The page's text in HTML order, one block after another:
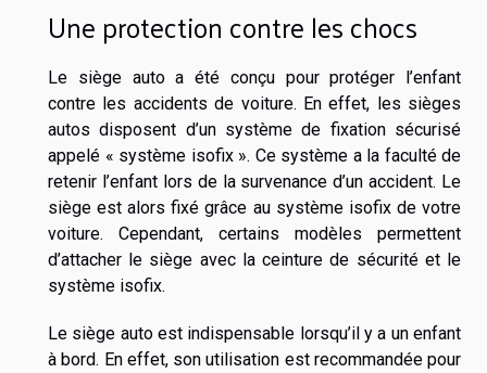
Une protection contre les chocs
Le siège auto a été conçu pour protéger l’enfant
contre les accidents de voiture. En effet, les sièges
autos disposent d’un système de fixation sécurisé
appelé « système isofix ». Ce système a la faculté de
retenir l’enfant lors de la survenance d’un accident. Le
siège est alors fixé grâce au système isofix de votre
voiture. Cependant, certains modèles permettent
d’attacher le siège avec la ceinture de sécurité et le
système isofix.
Le siège auto est indispensable lorsqu’il y a un enfant
à bord. En effet, son utilisation est recommandée pour